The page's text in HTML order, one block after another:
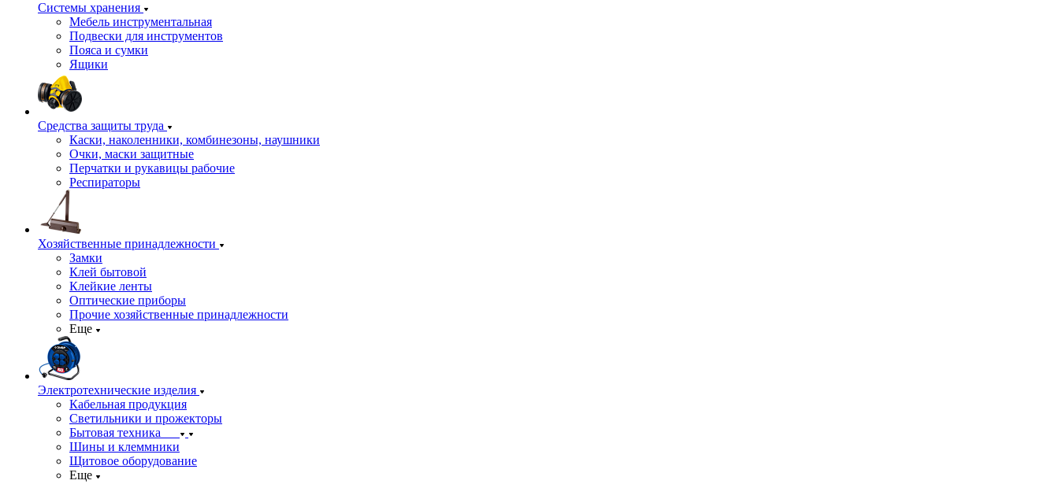
Системы хранения
Мебель инструментальная
Подвески для инструментов
Пояса и сумки
Ящики
Средства защиты труда
Каски, наколенники, комбинезоны, наушники
Очки, маски защитные
Перчатки и рукавицы рабочие
Респираторы
Хозяйственные принадлежности
Замки
Клей бытовой
Клейкие ленты
Оптические приборы
Прочие хозяйственные принадлежности
Еще
Электротехнические изделия
Кабельная продукция
Светильники и прожекторы
Бытовая техника
Шины и клеммники
Щитовое оборудование
Еще